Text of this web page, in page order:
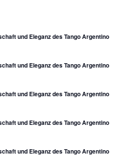
und Eleganz des Tango Argentino
und Eleganz des Tango Argentino
und Eleganz des Tango Argentino
und Eleganz des Tango Argentino
und Eleganz des Tango Argentino